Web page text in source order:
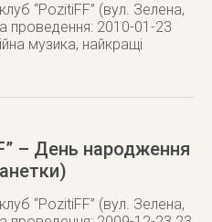
“PozitiFF” (вул. Зелена,
проведення: 2010-01-23
музика, найкращі
– День народження
“PozitiFF” (вул. Зелена,